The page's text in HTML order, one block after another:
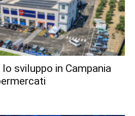
sviluppo in Campania